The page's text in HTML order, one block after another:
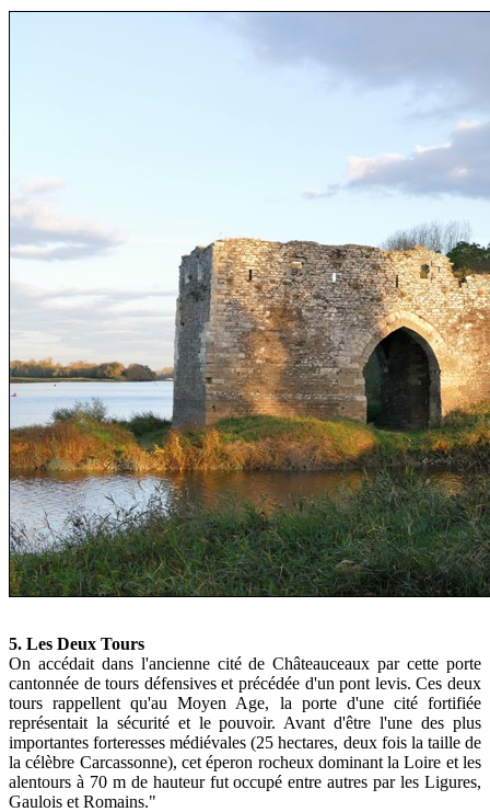
5. Les Deux Tours
On accédait dans l'ancienne cité de Châteauceaux par cette porte
cantonnée de tours défensives et précédée d'un pont levis. Ces deux
tours rappellent qu'au Moyen Age, la porte d'une cité fortifiée
représentait la sécurité et le pouvoir. Avant d'être l'une des plus
importantes forteresses médiévales (25 hectares, deux fois la taille de
la célèbre Carcassonne), cet éperon rocheux dominant la Loire et les
alentours à 70 m de hauteur fut occupé entre autres par les Ligures,
Gaulois et Romains."